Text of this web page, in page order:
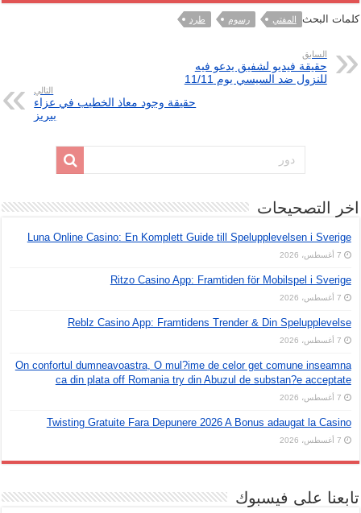
كلمات البحث المفتي رسوم طرد
السابق
حقيقة فيديو لشفيق يدعو فيه
للنزول ضد السيسي يوم 11/11
التالي
حقيقة وجود معاذ الخطيب في عزاء
بيريز
اخر التصحيحات
Luna Online Casino: En Komplett Guide till Spelupplevelsen i Sverige
7 أغسطس، 2026
Ritzo Casino App: Framtiden för Mobilspel i Sverige
7 أغسطس، 2026
Reblz Casino App: Framtidens Trender & Din Spelupplevelse
7 أغسطس، 2026
On confortul dumneavoastra, O mul?ime de celor get comune inseamna
ca din plata off Romania try din Abuzul de substan?e acceptate
7 أغسطس، 2026
Twisting Gratuite Fara Depunere 2026 A Bonus adaugat la Casino
7 أغسطس، 2026
تابعنا على فيسبوك